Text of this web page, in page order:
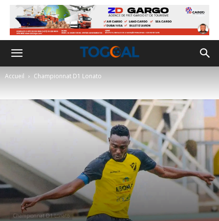
Accueil Championnat D1 Lonato
Championnat D1 Lonato